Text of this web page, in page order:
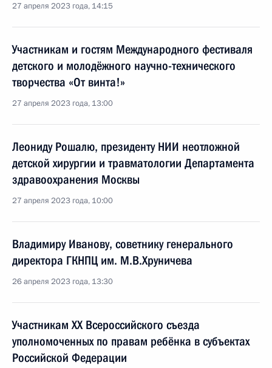
27 апреля 2023 года, 14:15
Участникам и гостям Международного фестиваля
детского и молодёжного научно-технического
творчества «От винта!»
27 апреля 2023 года, 13:00
Леониду Рошалю, президенту НИИ неотложной
детской хирургии и травматологии Департамента
здравоохранения Москвы
27 апреля 2023 года, 10:00
Владимиру Иванову, советнику генерального
директора ГКНПЦ им. М.В.Хруничева
26 апреля 2023 года, 13:30
Участникам XX Всероссийского съезда
уполномоченных по правам ребёнка в субъектах
Российской Федерации